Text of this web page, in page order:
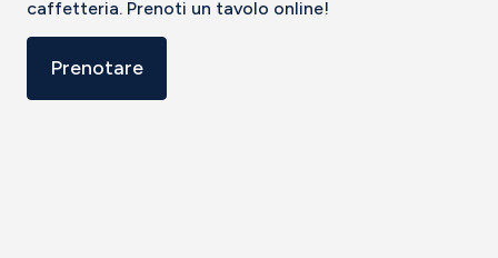
caffetteria. Prenoti un tavolo online!
Prenotare